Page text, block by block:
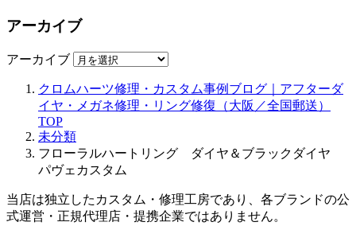
アーカイブ
アーカイブ
クロムハーツ修理・カスタム事例ブログ｜アフターダ
イヤ・メガネ修理・リング修復（大阪／全国郵送）
TOP
未分類
フローラルハートリング ダイヤ＆ブラックダイヤ
パヴェカスタム
当店は独立したカスタム・修理工房であり、各ブランドの公
式運営・正規代理店・提携企業ではありません。